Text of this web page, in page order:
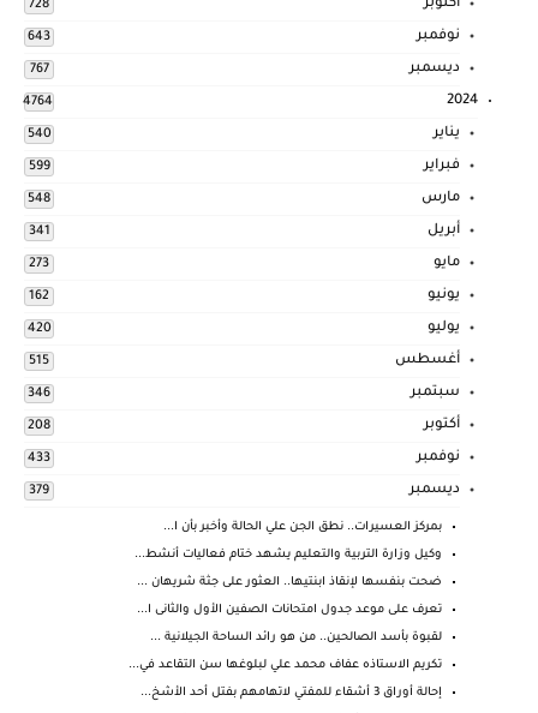
أكتوبر 728
نوفمبر 643
ديسمبر 767
2024
4764
يناير 540
فبراير 599
مارس 548
أبريل 341
مايو 273
يونيو 162
يوليو 420
أغسطس 515
سبتمبر 346
أكتوبر 208
نوفمبر 433
ديسمبر 379
بمركز العسيرات.. نطق الجن علي الحالة وأخبر بأن ا...
وكيل وزارة التربية والتعليم يشهد ختام فعاليات أنشط...
ضحت بنفسها لإنقاذ ابنتيها.. العثور على جثة شريهان ...
تعرف على موعد جدول امتحانات الصفين الأول والثانى ا...
لقبوة بأسد الصالحين.. من هو رائد الساحة الجيلانية ...
تكريم الاستاذه عفاف محمد علي لبلوغها سن التقاعد في...
إحالة أوراق 3 أشقاء للمفتي لاتهامهم بفتل أحد الأشخ...